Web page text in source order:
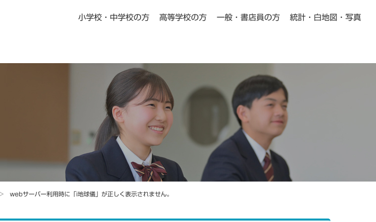
小学校・中学校の方
小学校・中学校の方向け
Pick Up
高等学校の方
高等学校の方向け
Pick Up
一般・書店員の方
地図掛図・常掲用地図
ニュース一覧 よくある質問
統計・白地図・写真
webサーバー利用時に「i地球儀」が正しく表示されません。